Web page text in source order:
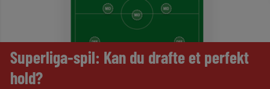
Superliga-spil: Kan du drafte et perfekt
hold?